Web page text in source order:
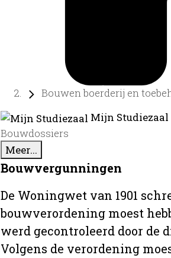
Bouwen boerderij en
Mijn
Bouwdossiers
Meer...
Bouwvergunningen
De Woningwet van 1901
bouwverordening moest
werd gecontroleerd door de
Volgens de verordening